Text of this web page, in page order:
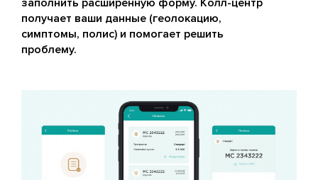
получает ваши данные (геолокацию,
симптомы, полис) и помогает решить
проблему.